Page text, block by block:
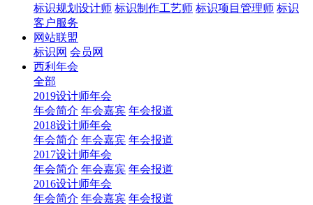
标识规划设计师 标识制作工艺师 标识项目管理师 标识
客户服务
网站联盟
标识网 会员网
西利年会
全部
2019设计师年会
年会简介 年会嘉宾 年会报道
2018设计师年会
年会简介 年会嘉宾 年会报道
2017设计师年会
年会简介 年会嘉宾 年会报道
2016设计师年会
年会简介 年会嘉宾 年会报道